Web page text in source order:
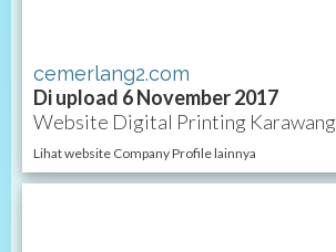
cemerlang2.com
Di upload 6 November 2017
Website Digital Printing Karawang
Lihat website Company Profile lainnya